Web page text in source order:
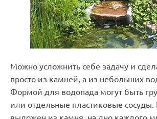
Можно усложнить себе задачу и
просто из камней, а из небольших
Формой для водопада могут быть
или отдельные пластиковые сосуды.